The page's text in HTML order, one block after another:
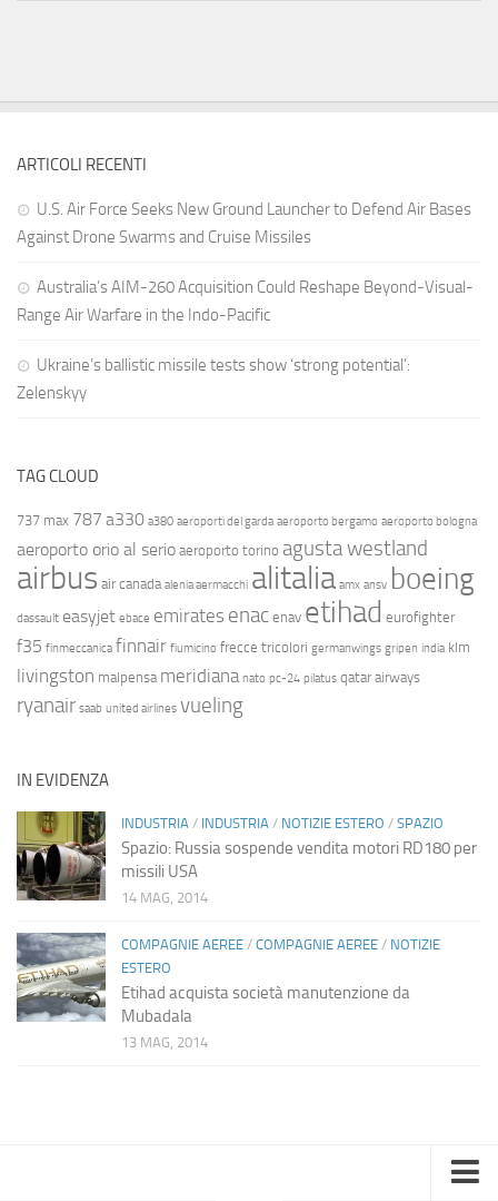
ARTICOLI RECENTI
U.S. Air Force Seeks New Ground Launcher to Defend Air Bases
Against Drone Swarms and Cruise Missiles
Australia’s AIM-260 Acquisition Could Reshape Beyond-Visual-
Range Air Warfare in the Indo-Pacific
Ukraine’s ballistic missile tests show ‘strong potential’:
Zelenskyy
TAG CLOUD
737 max 787 a330 a380 aeroporti del garda aeroporto bergamo aeroporto bologna
aeroporto orio al serio aeroporto torino agusta westland
airbus air canada alenia aermacchi alitalia amx ansv boeing
dassault easyjet ebace emirates enac enav etihad eurofighter
f35 finmeccanica finnair fiumicino frecce tricolori germanwings gripen india klm
livingston malpensa meridiana nato pc-24 pilatus qatar airways
ryanair saab united airlines vueling
IN EVIDENZA
INDUSTRIA / INDUSTRIA / NOTIZIE ESTERO / SPAZIO
Spazio: Russia sospende vendita motori RD180 per
missili USA
14 MAG, 2014
COMPAGNIE AEREE / COMPAGNIE AEREE / NOTIZIE
ESTERO
Etihad acquista società manutenzione da
Mubadala
13 MAG, 2014